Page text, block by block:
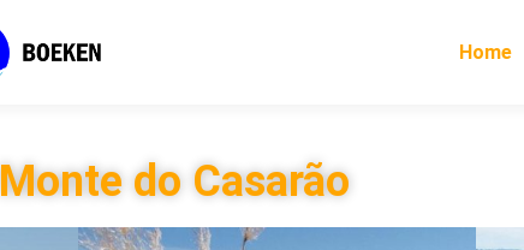
Home
Monte do Casarão